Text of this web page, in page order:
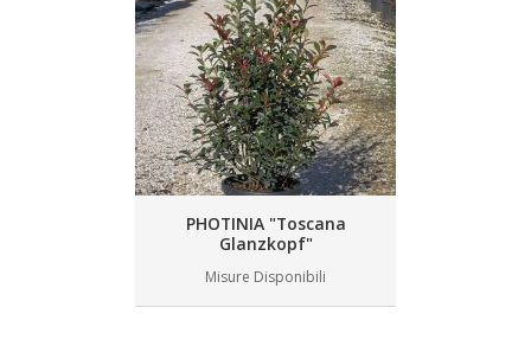
PHOTINIA "Toscana
Glanzkopf"
Misure Disponibili